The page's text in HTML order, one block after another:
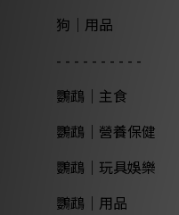
狗｜用品
- - - - - - - - - -
鸚鵡｜主食
鸚鵡｜營養保健
鸚鵡｜玩具娛樂
鸚鵡｜用品